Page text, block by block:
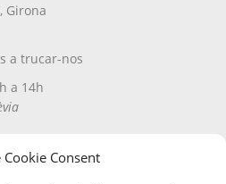
Cookie Consent
Girona
a trucar-nos
a 14h